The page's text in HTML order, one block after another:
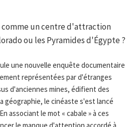
comme un centre d'attraction
ou les Pyramides d'Égypte ?
une nouvelle enquête documentaire
représentées par d'étranges
d'anciennes mines, édifient des
géographie, le cinéaste s'est lancé
associant le mot « cabale » à ces